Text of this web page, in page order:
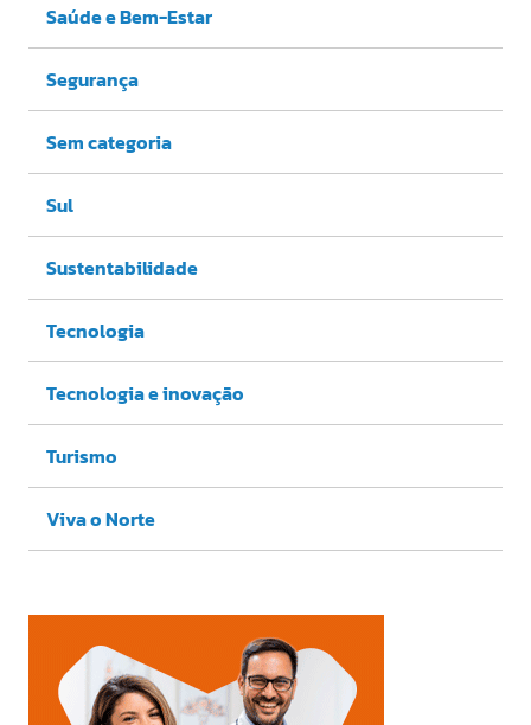
Saúde e Bem-Estar
Segurança
Sem categoria
Sul
Sustentabilidade
Tecnologia
Tecnologia e inovação
Turismo
Viva o Norte